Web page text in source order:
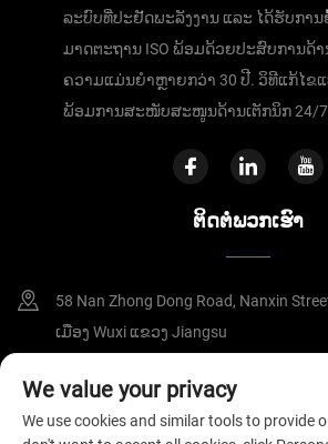
ລະບົບທີ່ປະຢັດພະລັງງານ ແລະ ໄດ້ຮັບກາ
ມາດຕະຖານ ISO ພ້ອມດ້ວຍປະສົບການດ້
ຄວາມແມ່ນຍຳຫຼາຍກວ່າ 30 ປີ. ວິທີແກ້ໄຂ
ພ້ອມການສະໜັບສະໜູນດ້ານເຕັກນິກ 24/7
ຕິດຕໍ່ພວກເຮົາ
58 Nan Zhong Dong Road, Nanxin
ເມືອງ Wuxi ແຂວງ Jiangsu
8615295110588
[email protected]
We value your privacy
We use cookies and similar tools to provide